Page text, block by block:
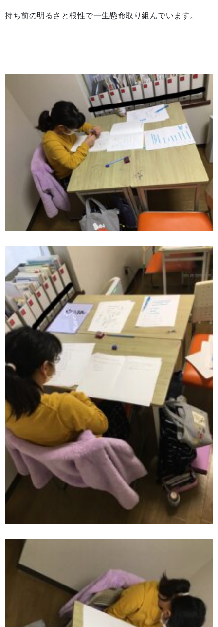
持ち前の明るさと根性で一生懸命取り組んでいます。